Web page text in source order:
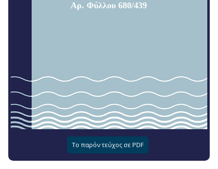
Αρ. Φύλλου 680/439
Το παρόν τεύχος σε PDF